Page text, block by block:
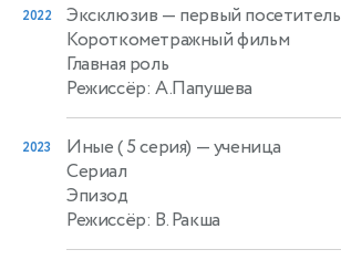
2022 Эксклюзив — первый посетитель
Короткометражный фильм
Главная роль
Режиссёр: А.Папушева
2023 Иные ( 5 серия) — ученица
Сериал
Эпизод
Режиссёр: В. Ракша